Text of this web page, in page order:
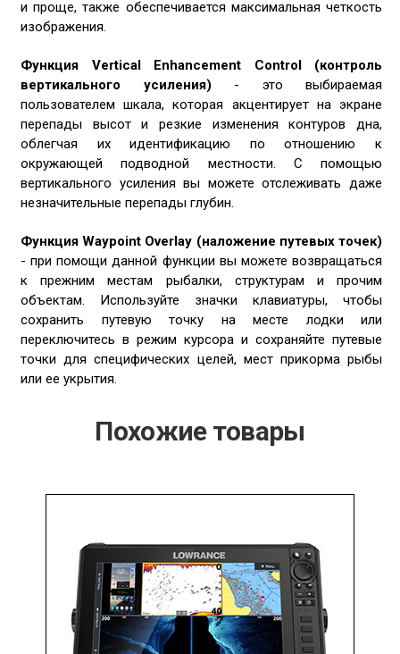
и проще, также обеспечивается максимальная четкость
изображения.
Функция Vertical Enhancement Control (контроль
вертикального усиления) - это выбираемая
пользователем шкала, которая акцентирует на экране
перепады высот и резкие изменения контуров дна,
облегчая их идентификацию по отношению к
окружающей подводной местности. С помощью
вертикального усиления вы можете отслеживать даже
незначительные перепады глубин.
Функция Waypoint Overlay (наложение путевых точек)
- при помощи данной функции вы можете возвращаться
к прежним местам рыбалки, структурам и прочим
объектам. Используйте значки клавиатуры, чтобы
сохранить путевую точку на месте лодки или
переключитесь в режим курсора и сохраняйте путевые
точки для специфических целей, мест прикорма рыбы
или ее укрытия.
Похожие товары